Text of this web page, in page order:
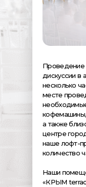
Проведение
дискуссии в
несколько
месте
кофемашины,
а также
центре
наше лофт-
количество
Наши
«КРЫМ